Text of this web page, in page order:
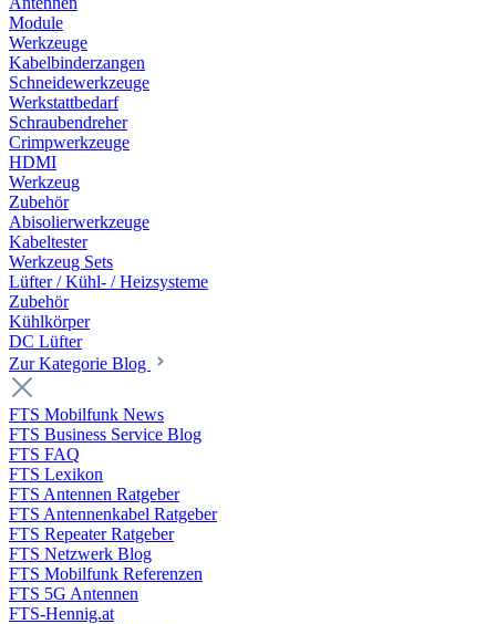
Module
Werkzeuge
Kabelbinderzangen
Schneidewerkzeuge
Werkstattbedarf
Schraubendreher
Crimpwerkzeuge
HDMI
Werkzeug
Zubehör
Abisolierwerkzeuge
Kabeltester
Werkzeug Sets
Lüfter / Kühl- / Heizsysteme
Zubehör
Kühlkörper
DC Lüfter
Zur Kategorie Blog
FTS Mobilfunk News
FTS Business Service Blog
FTS FAQ
FTS Lexikon
FTS Antennen Ratgeber
FTS Antennenkabel Ratgeber
FTS Repeater Ratgeber
FTS Netzwerk Blog
FTS Mobilfunk Referenzen
FTS 5G Antennen
FTS-Hennig.at